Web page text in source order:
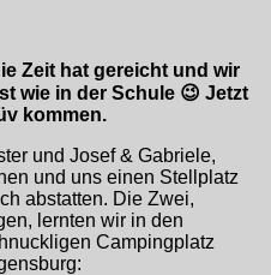
Zeit hat gereicht und wir
wie in der Schule 😉 Jetzt
kommen.
und Josef & Gabriele,
und uns einen Stellplatz
abstatten. Die Zwei,
lernten wir in den
Campingplatz